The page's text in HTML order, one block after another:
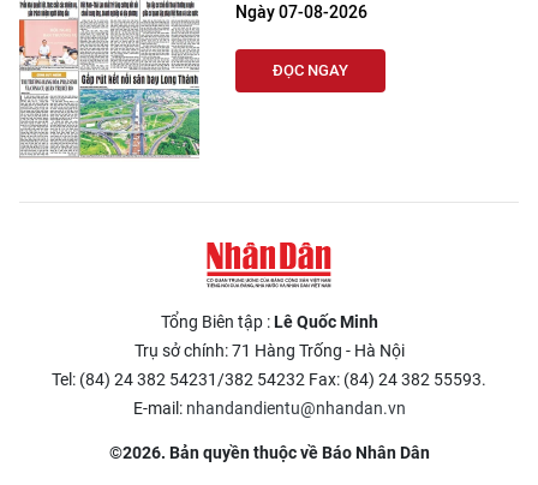
Ngày 07-08-2026
ĐỌC NGAY
Tổng Biên tập :Lê Quốc Minh
Trụ sở chính: 71 Hàng Trống - Hà Nội
Tel: (84) 24 382 54231/382 54232 Fax: (84) 24 382 55593.
E-mail: nhandandientu@nhandan.vn
©2026. Bản quyền thuộc về Báo Nhân Dân